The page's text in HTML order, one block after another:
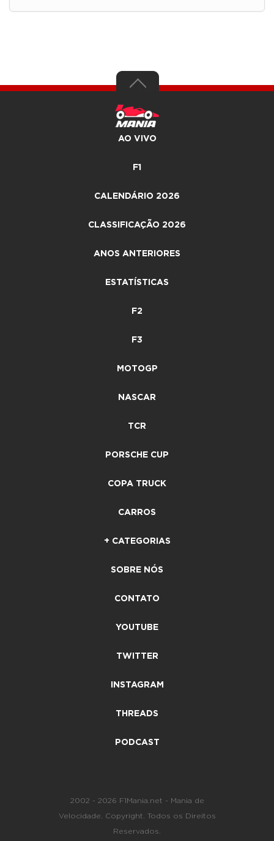
AO VIVO
F1
CALENDÁRIO 2026
CLASSIFICAÇÃO 2026
ANOS ANTERIORES
ESTATÍSTICAS
F2
F3
MOTOGP
NASCAR
TCR
PORSCHE CUP
COPA TRUCK
CARROS
+ CATEGORIAS
SOBRE NÓS
CONTATO
YOUTUBE
TWITTER
INSTAGRAM
THREADS
PODCAST
2002 - 2026 F1Mania.net - Mania de
Velocidade. Copyright. Todos os Direitos
Reservados.